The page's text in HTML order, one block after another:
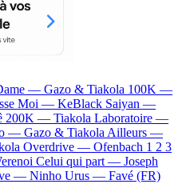
— Gazo & Tiakola 100K —
Moi — KeBlack Saiyan —
200K — Tiakola Laboratoire —
— Gazo & Tiakola Ailleurs —
Overdrive — Ofenbach 1 2 3
Celui qui part — Joseph
— Ninho Urus — Favé (FR)